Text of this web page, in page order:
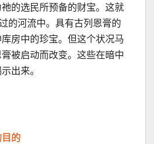
的选民所预备的财宝。这就
的河流中。具有古列恩膏的
房中的珍宝。但这个状况马
膏被启动而改变。这些在暗中
出来。
的